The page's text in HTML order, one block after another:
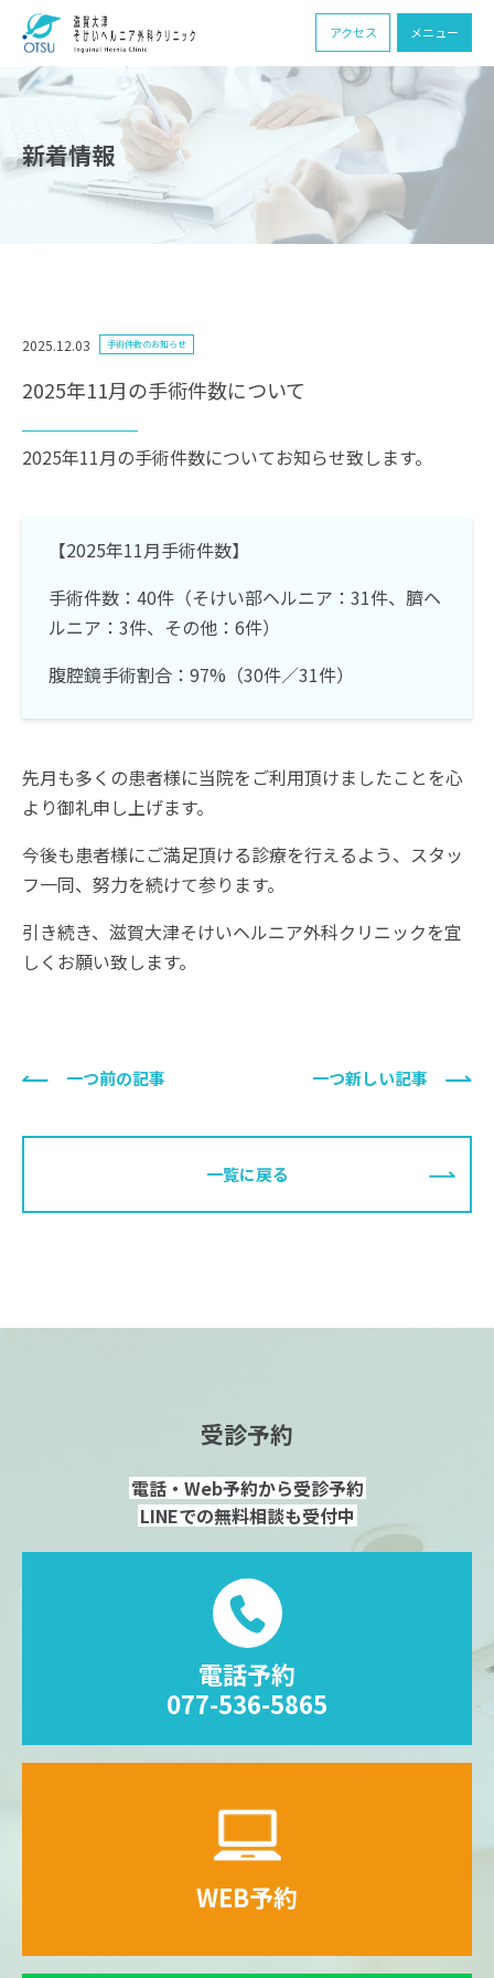
アクセス メニュー
新着情報
2025.12.03 手術件数のお知らせ
2025年11月の手術件数について
2025年11月の手術件数についてお知らせ致します。
【2025年11月手術件数】
手術件数：40件（そけい部ヘルニア：31件、臍ヘ
ルニア：3件、その他：6件）
腹腔鏡手術割合：97%（30件／31件）
先月も多くの患者様に当院をご利用頂けましたことを心
より御礼申し上げます。
今後も患者様にご満足頂ける診療を行えるよう、スタッ
フ一同、努力を続けて参ります。
引き続き、滋賀大津そけいヘルニア外科クリニックを宜
しくお願い致します。
一つ前の記事 一つ新しい記事
一覧に戻る
受診予約
電話・Web予約から受診予約
LINEでの無料相談も受付中
電話予約
077-536-5865
WEB予約